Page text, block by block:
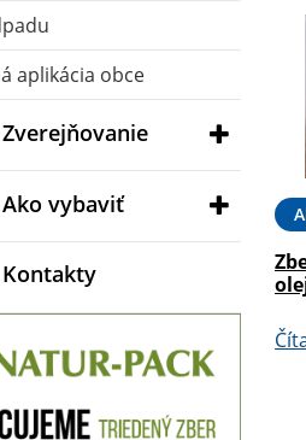
aplikácia obce
Zverejňovanie
Ako vybaviť
Kontakty